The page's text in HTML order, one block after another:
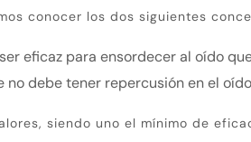
conocer los dos siguientes
eficaz para ensordecer al oído
no debe tener repercusión en el
siendo uno el mínimo de